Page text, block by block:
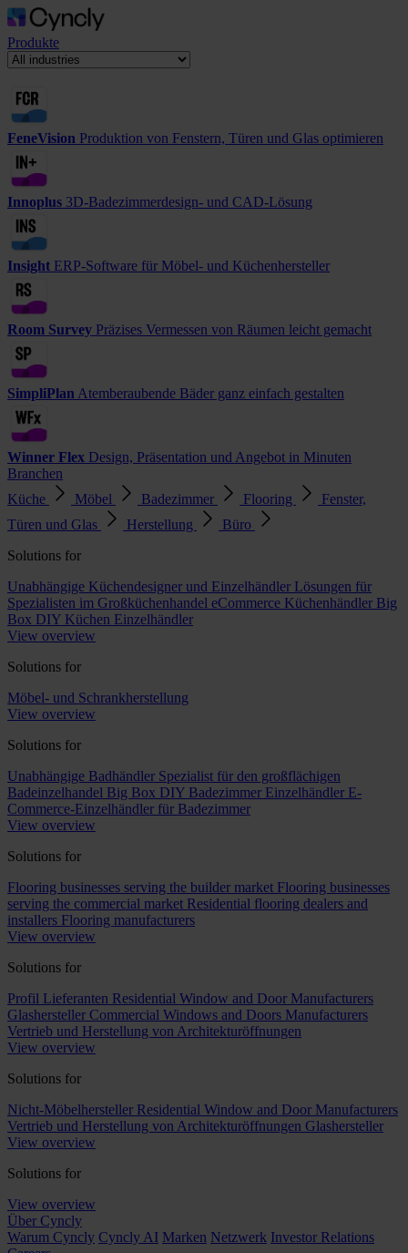
Produkte
FeneVision Produktion von Fenstern, Türen und Glas optimieren
Innoplus 3D-Badezimmerdesign- und CAD-Lösung
Insight ERP-Software für Möbel- und Küchenhersteller
Room Survey Präzises Vermessen von Räumen leicht gemacht
SimpliPlan Atemberaubende Bäder ganz einfach gestalten
Winner Flex Design, Präsentation und Angebot in Minuten
Branchen
Küche
Möbel Badezimmer Flooring
Fenster,
Türen und Glas
Herstellung
Büro
Solutions for
Unabhängige Küchendesigner und Einzelhändler Lösungen für
Spezialisten im Großküchenhandel eCommerce Küchenhändler Big
Box DIY Küchen Einzelhändler
View overview
Solutions for
Möbel- und Schrankherstellung
View overview
Solutions for
Unabhängige Badhändler Spezialist für den großflächigen
Badeinzelhandel Big Box DIY Badezimmer Einzelhändler E-
Commerce-Einzelhändler für Badezimmer
View overview
Solutions for
Flooring businesses serving the builder market Flooring businesses
serving the commercial market Residential flooring dealers and
installers Flooring manufacturers
View overview
Solutions for
Profil Lieferanten Residential Window and Door Manufacturers
Glashersteller Commercial Windows and Doors Manufacturers
Vertrieb und Herstellung von Architekturöffnungen
View overview
Solutions for
Nicht-Möbelhersteller Residential Window and Door Manufacturers
Vertrieb und Herstellung von Architekturöffnungen Glashersteller
View overview
Solutions for
View overview
Über Cyncly
Warum Cyncly Cyncly AI Marken Netzwerk Investor Relations